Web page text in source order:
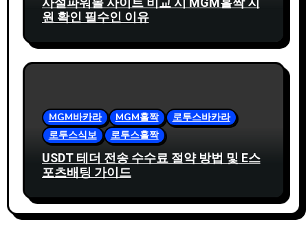
원 확인 필수인 이유
MGM바카라 MGM홀짝
로투스바카라
로투스식보
로투스홀짝
USDT 테더 전송 수수료 절약 방법 및 E스
포츠배팅 가이드